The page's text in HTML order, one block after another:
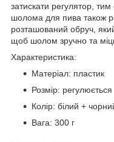
затискати регулятор,
шолома для пива також
розташований обруч,
щоб шолом зручно та
Характеристика:
Матеріал: пластик
Розмір: регулюється
Колір: білий +
Вага: 300 г